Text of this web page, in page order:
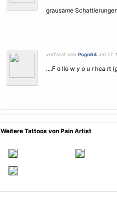
grausame
verfasst von Pogo64 am 17.
....F o llo w y o u r hea rt
Weitere Tattoos von Pain Artist